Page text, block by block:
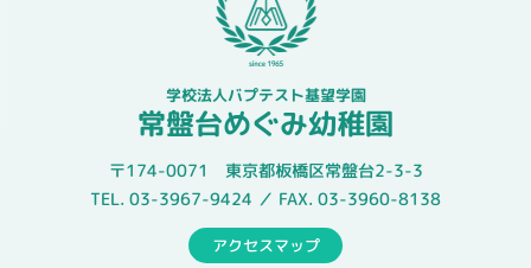
学校法人バプテスト基望学園
常盤台めぐみ幼稚園
〒174-0071 東京都板橋区常盤台2-3-3
TEL. 03-3967-9424 ／ FAX. 03-3960-8138
アクセスマップ